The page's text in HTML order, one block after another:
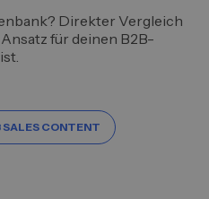
Direkter Vergleich
für deinen B2B-
SALES CONTENT